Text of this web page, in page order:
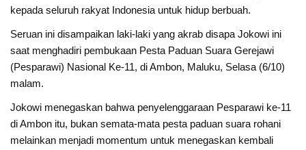
kepada seluruh rakyat Indonesia untuk hidup berbuah.
Seruan ini disampaikan laki-laki yang akrab disapa Jokowi ini
saat menghadiri pembukaan Pesta Paduan Suara Gerejawi
(Pesparawi) Nasional Ke-11, di Ambon, Maluku, Selasa (6/10)
malam.
Jokowi menegaskan bahwa penyelenggaraan Pesparawi ke-11
di Ambon itu, bukan semata-mata pesta paduan suara rohani
melainkan menjadi momentum untuk menegaskan kembali